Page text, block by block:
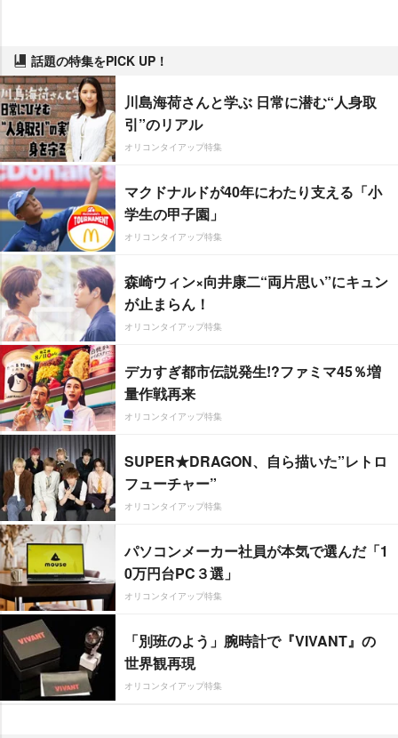
話題の特集をPICK UP！
川島海荷さんと学ぶ 日常に潜む“人身取
引”のリアル
オリコンタイアップ特集
マクドナルドが40年にわたり支える「小
学生の甲子園」
オリコンタイアップ特集
森崎ウィン×向井康二“両片思い”にキュン
が止まらん！
オリコンタイアップ特集
デカすぎ都市伝説発生!?ファミマ45％増
量作戦再来
オリコンタイアップ特集
SUPER★DRAGON、自ら描いた”レトロ
フューチャー”
オリコンタイアップ特集
パソコンメーカー社員が本気で選んだ「1
0万円台PC３選」
オリコンタイアップ特集
「別班のよう」腕時計で『VIVANT』の
世界観再現
オリコンタイアップ特集